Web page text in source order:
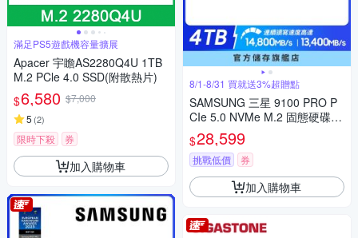
滿足PS5遊戲機容量擴展
Apacer 宇瞻AS2280Q4U 1TB
M.2 PCle 4.0 SSD(附散熱片)
$6,580 $7,000
5 (2)
限時下殺 券
加入購物車
8/1-8/31 買就送3%超贈點
SAMSUNG 三星 9100 PRO P
CIe 5.0 NVMe M.2 固態硬碟 4
TB 含散熱片
$28,599
挑戰低價 券
加入購物車